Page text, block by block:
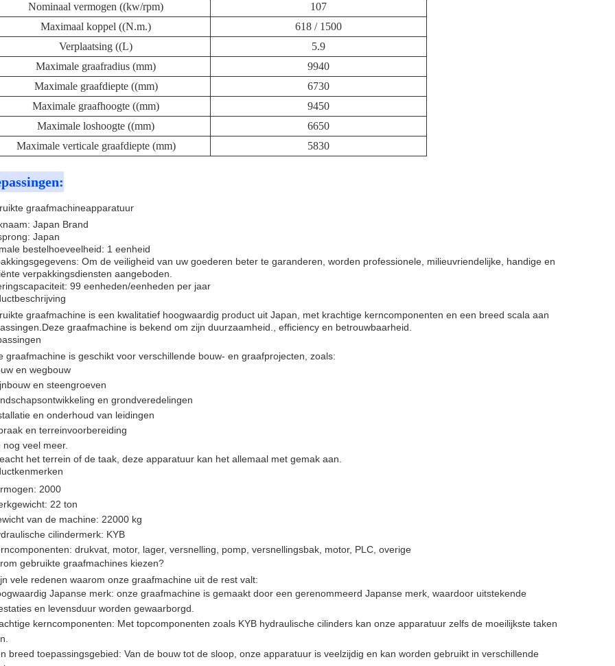
Nominaal vermogen ((kw/rpm)
107
Maximaal koppel ((N.m.)
618 / 1500
Verplaatsing ((L)
5.9
Maximale graafradius (mm)
9940
Maximale graafdiepte ((mm)
6730
Maximale graafhoogte ((mm)
9450
Maximale loshoogte ((mm)
6650
Maximale verticale graafdiepte (mm)
5830
graafmachineapparatuur
Japan Brand
Japan
bestelhoeveelheid: 1 eenheid
Om de veiligheid van uw goederen beter te garanderen, worden professionele, milieuvriendelijke, handige en
verpakkingsdiensten aangeboden.
99 eenheden/eenheden per jaar
graafmachine is een kwalitatief hoogwaardig product uit Japan, met krachtige kerncomponenten en een breed scala aan
graafmachine is bekend om zijn duurzaamheid., efficiency en betrouwbaarheid.
graafmachine is geschikt voor verschillende bouw- en graafprojecten, zoals:
en wegbouw
en steengroeven
en grondveredelingen
en onderhoud van leidingen
en terreinvoorbereiding
nog veel meer.
het terrein of de taak, deze apparatuur kan het allemaal met gemak aan.
2000
22 ton
van de machine: 22000 kg
cilindermerk: KYB
drukvat, motor, lager, versnelling, pomp, versnellingsbak, motor, PLC, overige
gebruikte graafmachines kiezen?
vele redenen waarom onze graafmachine uit de rest valt:
Japanse merk: onze graafmachine is gemaakt door een gerenommeerd Japanse merk, waardoor uitstekende
en levensduur worden gewaarborgd.
kerncomponenten: Met topcomponenten zoals KYB hydraulische cilinders kan onze apparatuur zelfs de moeilijkste taken
breed toepassingsgebied: Van de bouw tot de sloop, onze apparatuur is veelzijdig en kan worden gebruikt in verschillende